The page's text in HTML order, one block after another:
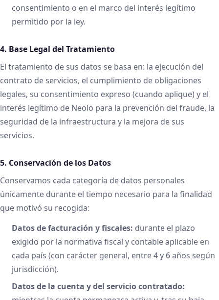
consentimiento o en el marco del interés legítimo
permitido por la ley.
4. Base Legal del Tratamiento
El tratamiento de sus datos se basa en: la ejecución del
contrato de servicios, el cumplimiento de obligaciones
legales, su consentimiento expreso (cuando aplique) y el
interés legítimo de Neolo para la prevención del fraude, la
seguridad de la infraestructura y la mejora de sus
servicios.
5. Conservación de los Datos
Conservamos cada categoría de datos personales
únicamente durante el tiempo necesario para la finalidad
que motivó su recogida:
Datos de facturación y fiscales: durante el plazo
exigido por la normativa fiscal y contable aplicable en
cada país (con carácter general, entre 4 y 6 años según
jurisdicción).
Datos de la cuenta y del servicio contratado: